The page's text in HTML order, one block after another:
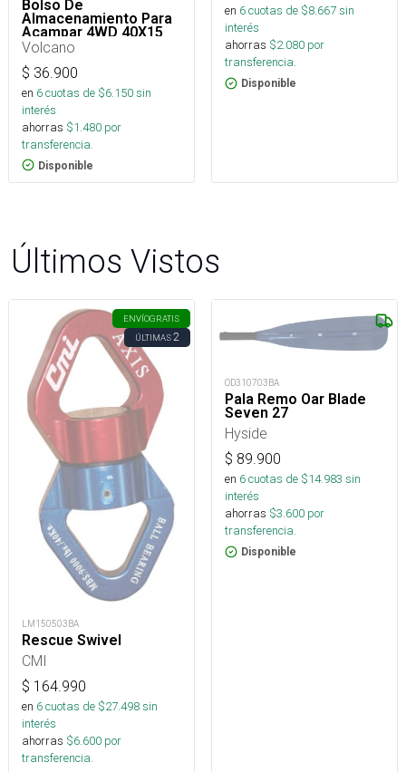
Bolso De
Almacenamiento Para
Acampar 4WD 40X15
Volcano
$ 36.900
en 6cuotas de $6.150sin
interés
ahorras $1.480 por
transferencia.
Disponible
en 6cuotas de $8.667sin
interés
ahorras $2.080 por
transferencia.
Disponible
Últimos Vistos
ENVÍOGRATIS
ÚLTIMAS2
LM150503BA
Rescue Swivel
CMI
$ 164.990
en 6cuotas de $27.498sin
interés
ahorras $6.600 por
transferencia.
OD310703BA
Pala Remo Oar Blade
Seven 27
Hyside
$ 89.900
en 6cuotas de $14.983 sin
interés
ahorras $3.600 por
transferencia.
Disponible